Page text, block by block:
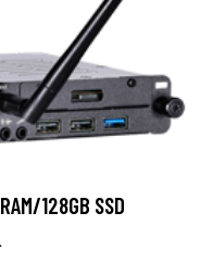
128GB SSD